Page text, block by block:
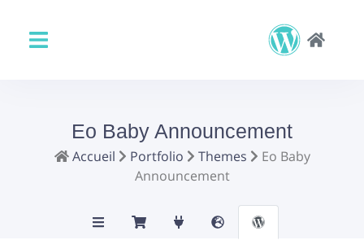
Eo Baby Announcement
Accueil Portfolio Themes
Eo Baby
Announcement